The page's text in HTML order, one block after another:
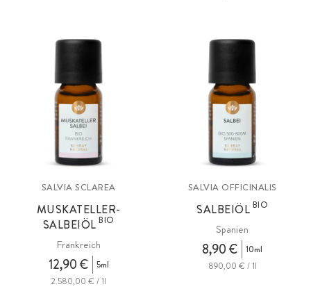
SALVIA SCLAREA
MUSKATELLER-
SALBEIÖLBIO
Frankreich
12,90 €
5ml
2.580,00 € / 1l
SALVIA OFFICINALIS
SALBEIÖLBIO
Spanien
8,90 €
10ml
890,00 € / 1l